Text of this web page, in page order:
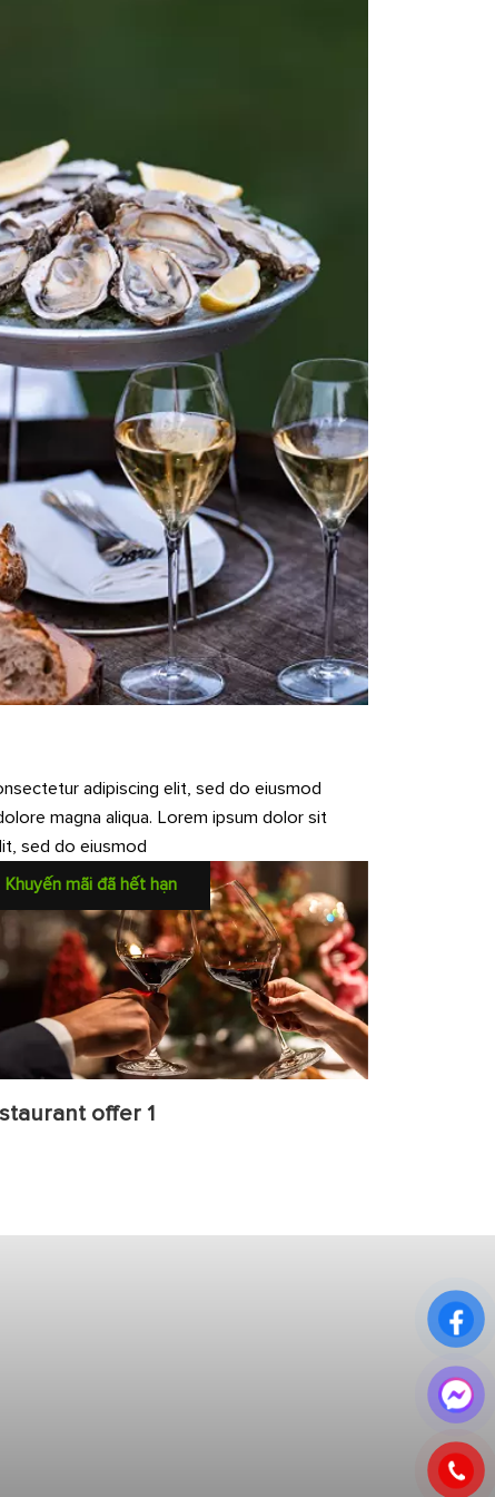
adipiscing elit, sed do eiusmod
magna aliqua. Lorem ipsum dolor sit
sed do eiusmod
Khuyến mãi đã hết hạn
offer 1